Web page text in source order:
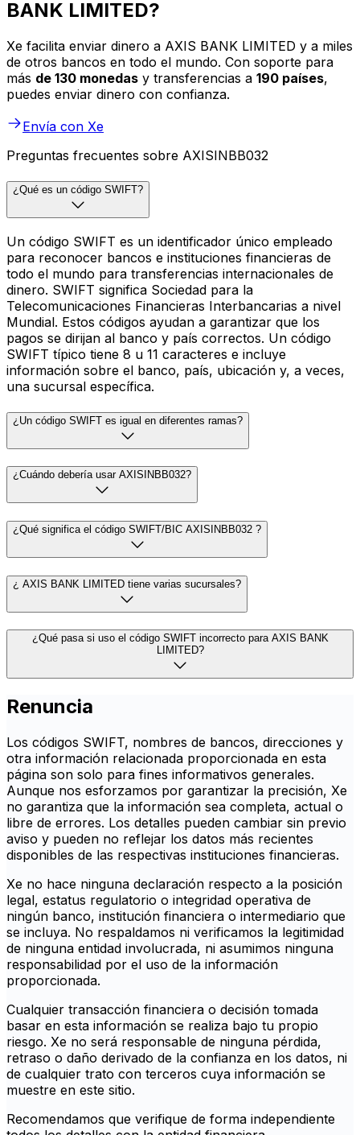
BANK LIMITED?
Xe facilita enviar dinero a AXIS BANK LIMITED y a miles
de otros bancos en todo el mundo. Con soporte para
más de 130 monedas y transferencias a 190 países,
puedes enviar dinero con confianza.
Envía con Xe
Preguntas frecuentes sobre AXISINBB032
¿Qué es un código SWIFT?
Un código SWIFT es un identificador único empleado
para reconocer bancos e instituciones financieras de
todo el mundo para transferencias internacionales de
dinero. SWIFT significa Sociedad para la
Telecomunicaciones Financieras Interbancarias a nivel
Mundial. Estos códigos ayudan a garantizar que los
pagos se dirijan al banco y país correctos. Un código
SWIFT típico tiene 8 u 11 caracteres e incluye
información sobre el banco, país, ubicación y, a veces,
una sucursal específica.
¿Un código SWIFT es igual en diferentes ramas?
¿Cuándo debería usar AXISINBB032?
¿Qué significa el código SWIFT/BIC AXISINBB032 ?
¿ AXIS BANK LIMITED tiene varias sucursales?
¿Qué pasa si uso el código SWIFT incorrecto para AXIS BANK
LIMITED?
Renuncia
Los códigos SWIFT, nombres de bancos, direcciones y
otra información relacionada proporcionada en esta
página son solo para fines informativos generales.
Aunque nos esforzamos por garantizar la precisión, Xe
no garantiza que la información sea completa, actual o
libre de errores. Los detalles pueden cambiar sin previo
aviso y pueden no reflejar los datos más recientes
disponibles de las respectivas instituciones financieras.
Xe no hace ninguna declaración respecto a la posición
legal, estatus regulatorio o integridad operativa de
ningún banco, institución financiera o intermediario que
se incluya. No respaldamos ni verificamos la legitimidad
de ninguna entidad involucrada, ni asumimos ninguna
responsabilidad por el uso de la información
proporcionada.
Cualquier transacción financiera o decisión tomada
basar en esta información se realiza bajo tu propio
riesgo. Xe no será responsable de ninguna pérdida,
retraso o daño derivado de la confianza en los datos, ni
de cualquier trato con terceros cuya información se
muestre en este sitio.
Recomendamos que verifique de forma independiente